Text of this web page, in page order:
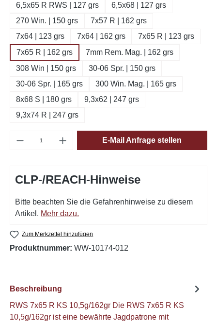
6,5x65 R RWS | 127 grs
6,5x68 | 127 grs
270 Win. | 150 grs
7x57 R | 162 grs
7x64 | 123 grs
7x64 | 162 grs
7x65 R | 123 grs
7x65 R | 162 grs
7mm Rem. Mag. | 162 grs
308 Win | 150 grs
30-06 Spr. | 150 grs
30-06 Spr. | 165 grs
300 Win. Mag. | 165 grs
8x68 S | 180 grs
9,3x62 | 247 grs
9,3x74 R | 247 grs
Produkt Anzahl: Gib den gewünschten
E-Mail Anfrage stellen
CLP-/REACH-Hinweise
Bitte beachten Sie die Gefahrenhinweise zu diesem
Artikel. Mehr dazu.
Zum Merkzettel hinzufügen
Produktnummer: WW-10174-012
Beschreibung
RWS 7x65 R KS 10,5g/162gr Die RWS 7x65 R KS
10,5g/162gr ist eine bewährte Jagdpatrone mit